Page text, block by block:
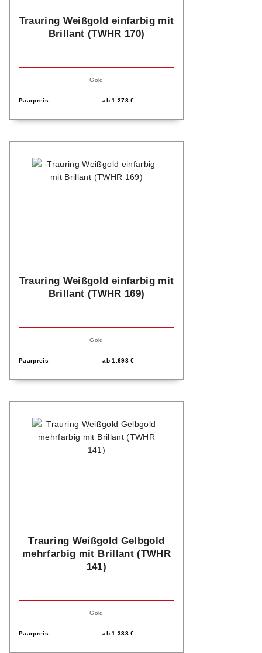
Trauring Weißgold einfarbig mit
Brillant (TWHR 170)
Gold
Paarpreis ab1.278€
Trauring Weißgold einfarbig mit
Brillant (TWHR 169)
Gold
Paarpreis ab1.698€
Trauring Weißgold Gelbgold
mehrfarbig mit Brillant (TWHR
141)
Gold
Paarpreis ab1.338€